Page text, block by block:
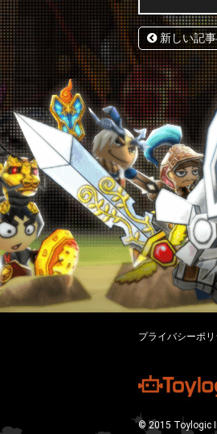
新しい記
プライバシーポ
© 2015 Toylogic